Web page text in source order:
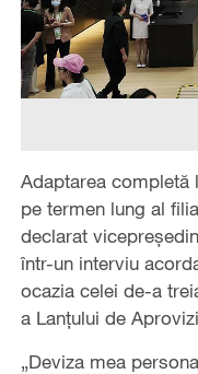
Adaptarea completă
pe termen lung al
declarat
într-un interviu
ocazia celei de-a
a Lanțului de
„Deviza mea